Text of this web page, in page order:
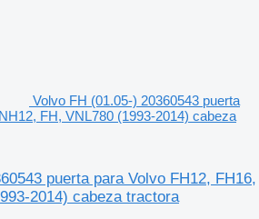
Volvo FH (01.05-) 20360543 puerta
FH, VNL780 (1993-2014) cabeza
puerta para Volvo FH12, FH16,
2014) cabeza tractora